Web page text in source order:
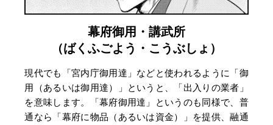
幕府御用・講武所
（ばくふごよう・こうぶしょ）
現代でも「宮内庁御用達」などと使われるように「御
用（あるいは御用達）」というと、「出入りの業者」
を意味します。「幕府御用達」というのも同様で、普
通なら「幕府に物品（あるいは資金）」を提供、融通